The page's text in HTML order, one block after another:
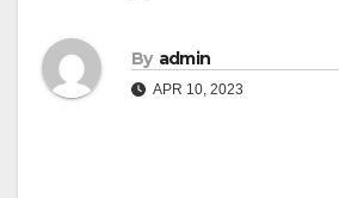
By admin
APR 10, 2023